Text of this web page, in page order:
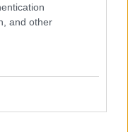
and other
που
πιο δραστήριοι